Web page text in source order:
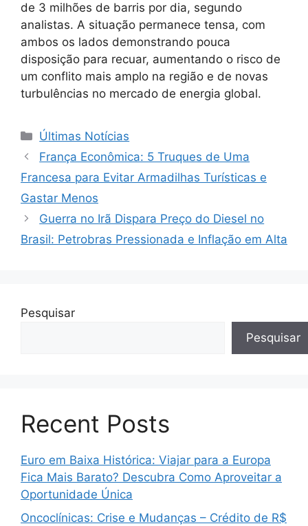
de 3 milhões de barris por dia, segundo
analistas. A situação permanece tensa, com
ambos os lados demonstrando pouca
disposição para recuar, aumentando o risco de
um conflito mais amplo na região e de novas
turbulências no mercado de energia global.
Categorias
Últimas Notícias
França Econômica: 5 Truques de Uma
Francesa para Evitar Armadilhas Turísticas e
Gastar Menos
Guerra no Irã Dispara Preço do Diesel no
Brasil: Petrobras Pressionada e Inflação em Alta
Pesquisar
Pesquisar
Recent Posts
Euro em Baixa Histórica: Viajar para a Europa
Fica Mais Barato? Descubra Como Aproveitar a
Oportunidade Única
Oncoclínicas: Crise e Mudanças – Crédito de R$